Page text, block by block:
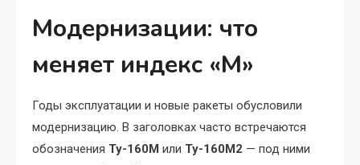
Модернизации: что
меняет индекс «М»
Годы эксплуатации и новые ракеты обусловили
модернизацию. В заголовках часто встречаются
обозначения Ту-160М или Ту-160М2 — под ними